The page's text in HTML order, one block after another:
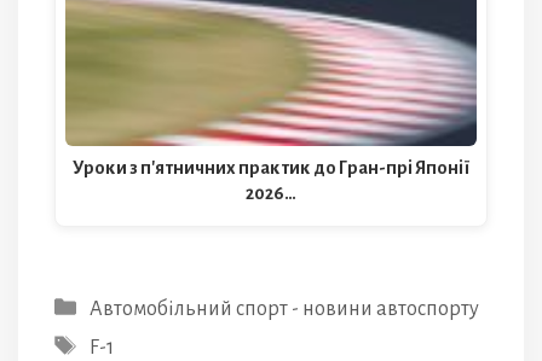
Уроки з п'ятничних практик до Гран-прі Японії
2026…
Категорії
Автомобільний спорт - новини автоспорту
Позначки
F-1